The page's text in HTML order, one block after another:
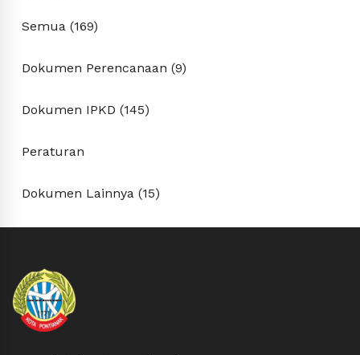
Semua (169)
Dokumen Perencanaan (9)
Dokumen IPKD (145)
Peraturan
Dokumen Lainnya (15)